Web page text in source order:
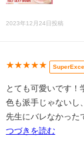
2023年12月24日投稿
★★★★★
とても可愛いです！
色も派手じゃないし
先生にバレなかった
つづきを読む